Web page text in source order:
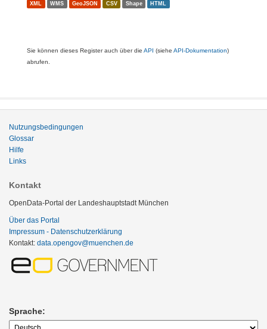
XML WMS GeoJSON CSV Shape HTML
Sie können dieses Register auch über die API (siehe API-Dokumentation)
abrufen.
Nutzungsbedingungen
Glossar
Hilfe
Links
Kontakt
OpenData-Portal der Landeshauptstadt München
Über das Portal
Impressum - Datenschutzerklärung
Kontakt: data.opengov@muenchen.de
Sprache